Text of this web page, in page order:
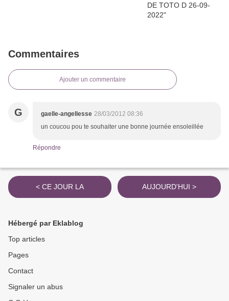
Commentaires
Ajouter un commentaire
G gaelle-angellesse 28/03/2012 08:36
un coucou pou te souhaiter une bonne journée ensoleillée
Répondre
< CE JOUR LA AUJOURD'HUI >
Hébergé par Eklablog
Top articles
Pages
Contact
Signaler un abus